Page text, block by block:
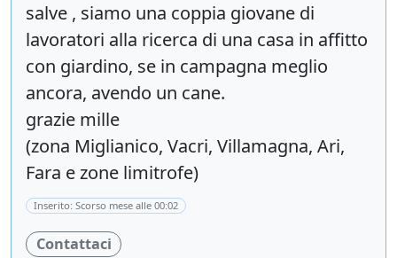
salve , siamo una coppia giovane di
lavoratori alla ricerca di una casa in affitto
con giardino, se in campagna meglio
ancora, avendo un cane.
grazie mille
(zona Miglianico, Vacri, Villamagna, Ari,
Fara e zone limitrofe)
Inserito: Scorso mese alle 00:02
Contattaci